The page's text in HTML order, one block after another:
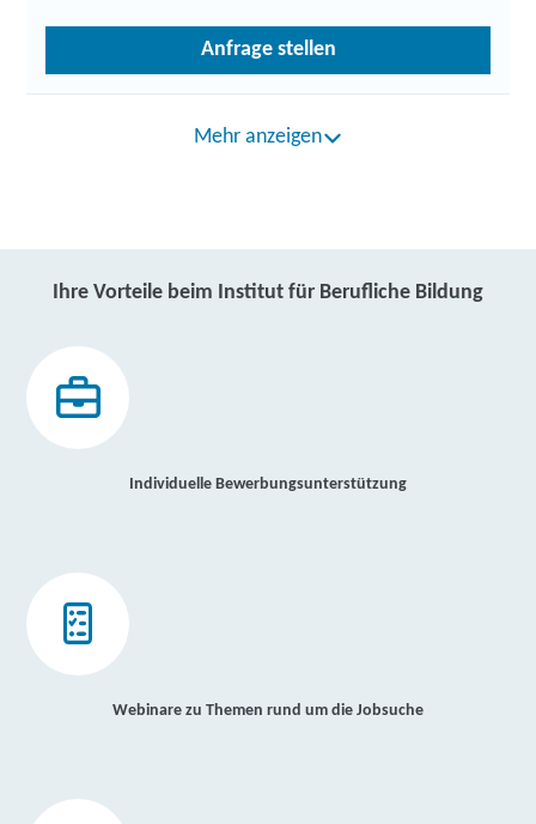
Anfrage stellen
Mehr anzeigen
Ihre Vorteile beim Institut für Berufliche Bildung
Individuelle Bewerbungsunterstützung
Webinare zu Themen rund um die Jobsuche